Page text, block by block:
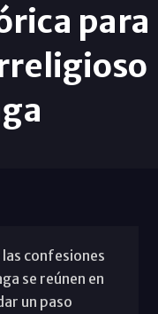
para
confesiones
se reúnen en
un paso